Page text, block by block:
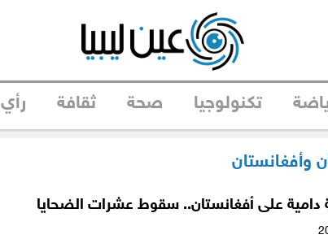
تكنولوجيا صحة ثقافة رأي
وأفغانستان
دامية على أفغانستان.. سقوط عشرات الضحايا